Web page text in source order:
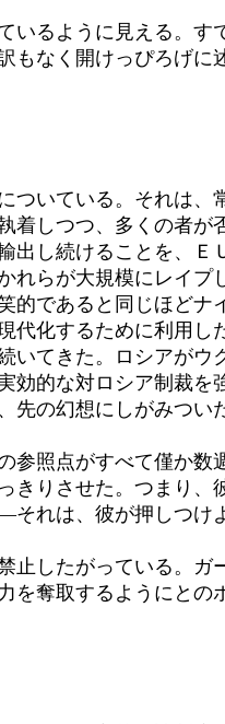
るように見える。す
なく開けっぴろげに
いている。それは、
しつつ、多くの者が
出し続けることを、
らが大規模にレイプ
であると同じほどナ
化するために利用し
きた。ロシアがウ
的な対ロシア制裁を
幻想にしがみつい
照点がすべて僅か数
りさせた。つまり、
れは、彼が押しつけ
したがっている。ガ
奪取するようにとの